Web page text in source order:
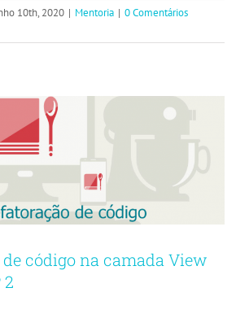
10th, 2020 | Mentoria | 0 Comentários
de código na camada View
do CakePHP 2
código na camada View
2